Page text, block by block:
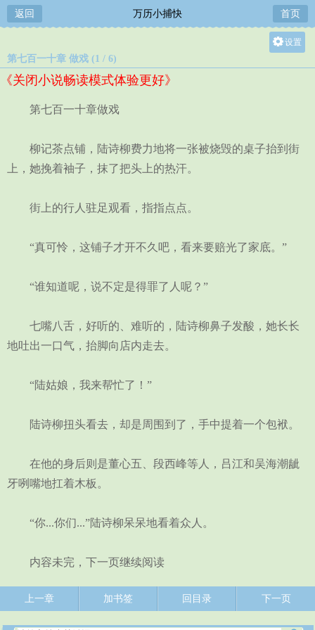
返回 万历小捕快 首页
设置
第七百一十章 做戏 (1 / 6)
《关闭小说畅读模式体验更好》
第七百一十章做戏
柳记茶点铺，陆诗柳费力地将一张被烧毁的桌子抬到街
上，她挽着袖子，抹了把头上的热汗。
街上的行人驻足观看，指指点点。
“真可怜，这铺子才开不久吧，看来要赔光了家底。”
“谁知道呢，说不定是得罪了人呢？”
七嘴八舌，好听的、难听的，陆诗柳鼻子发酸，她长长
地吐出一口气，抬脚向店内走去。
“陆姑娘，我来帮忙了！”
陆诗柳扭头看去，却是周围到了，手中提着一个包袱。
在他的身后则是董心五、段西峰等人，吕江和吴海潮龇
牙咧嘴地扛着木板。
“你...你们...”陆诗柳呆呆地看着众人。
内容未完，下一页继续阅读
上一章 加书签 回目录 下一页